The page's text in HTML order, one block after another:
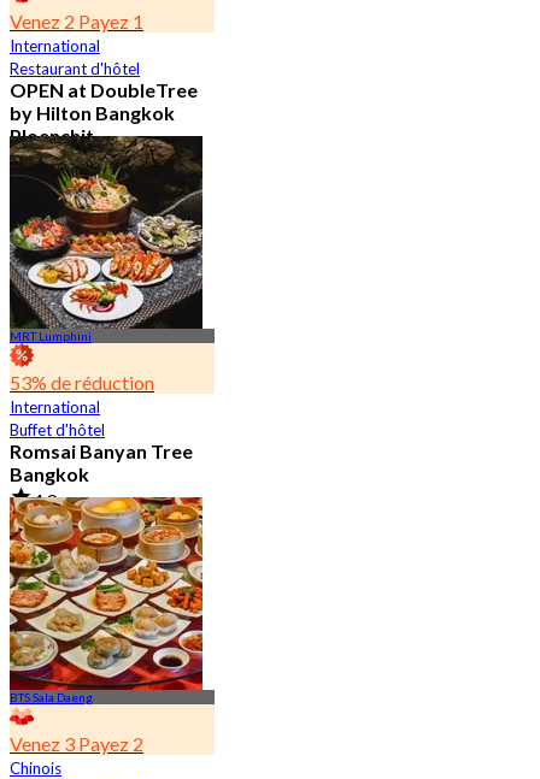
Venez 2 Payez 1
International
Restaurant d'hôtel
OPEN at DoubleTree
by Hilton Bangkok
Ploenchit
4.6
7.2K Réservé
฿ 352.5
MRT Lumphini
53% de réduction
International
Buffet d'hôtel
Romsai Banyan Tree
Bangkok
4.8
19.2K Réservé
De฿ 650
BTS Sala Daeng
Venez 3 Payez 2
Chinois